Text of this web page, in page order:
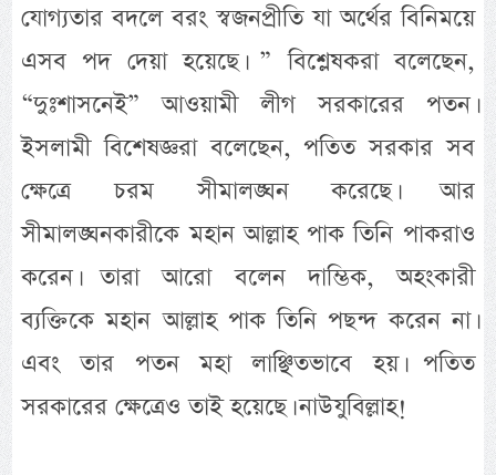
যোগ্যতার বদলে বরং স্বজনপ্রীতি যা অর্থের বিনিময়ে
এসব পদ দেয়া হয়েছে। ” বিশ্লেষকরা বলেছেন,
“দুঃশাসনেই” আওয়ামী লীগ সরকারের পতন।
ইসলামী বিশেষজ্ঞরা বলেছেন, পতিত সরকার সব
ক্ষেত্রে চরম সীমালঙ্ঘন করেছে। আর
সীমালঙ্ঘনকারীকে মহান আল্লাহ পাক তিনি পাকরাও
করেন। তারা আরো বলেন দাম্ভিক, অহংকারী
ব্যক্তিকে মহান আল্লাহ পাক তিনি পছন্দ করেন না।
এবং তার পতন মহা লাঞ্ছিতভাবে হয়। পতিত
সরকারের ক্ষেত্রেও তাই হয়েছে। নাউযুবিল্লাহ!